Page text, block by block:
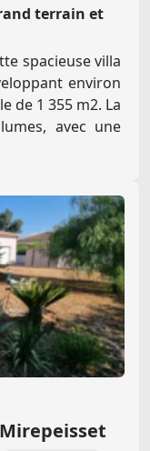
terrain et
spacieuse villa
environ
de 1 355 m2. La
avec une